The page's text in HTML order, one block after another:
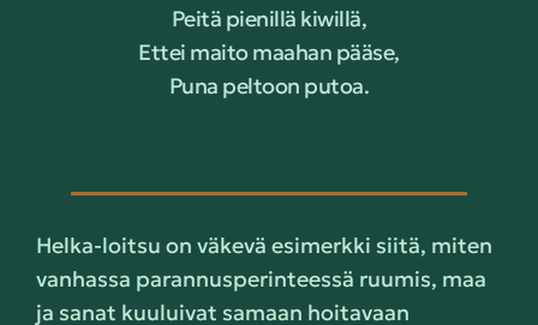
Peitä pienillä kiwillä,
Ettei maito maahan pääse,
Puna peltoon putoa.
Helka-loitsu on väkevä esimerkki siitä, miten
vanhassa parannusperinteessä ruumis, maa
ja sanat kuuluivat samaan hoitavaan